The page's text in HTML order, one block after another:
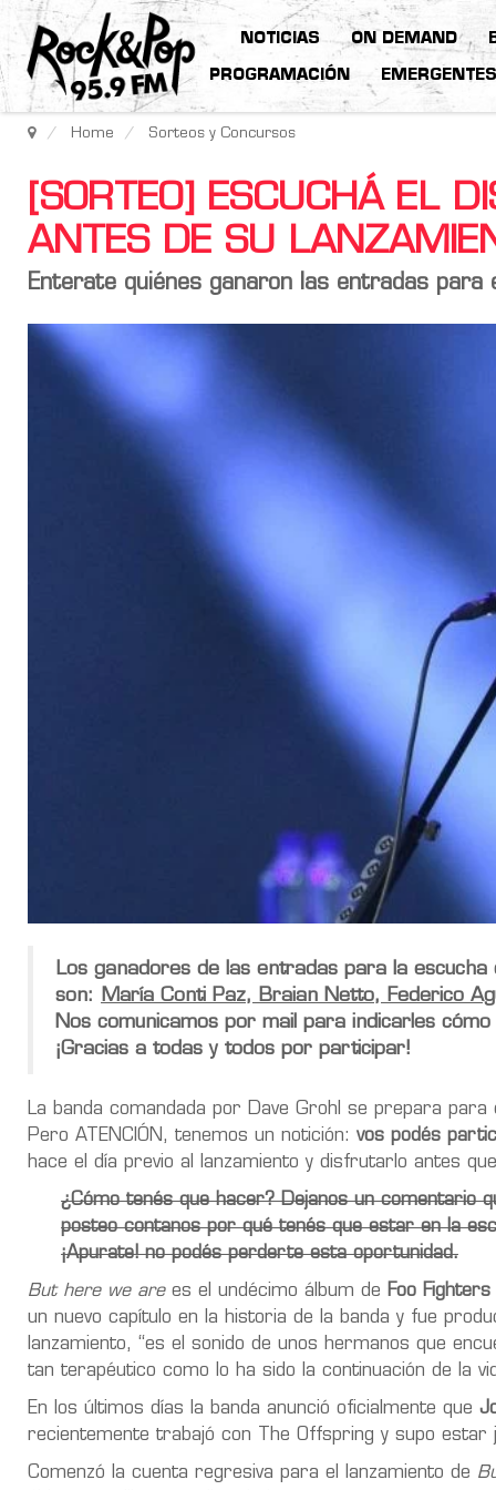
NOTICIAS ON DEMAND
PROGRAMACIÓN EMERGENTES
Home Sorteos y Concursos
[SORTEO] ESCUCHÁ EL
ANTES DE SU
Enterate quiénes ganaron las entradas para
Los ganadores de las entradas para la
son:
María Conti Paz, Braian Netto, Federico
Nos comunicamos por mail para indicarles
¡Gracias a todas y todos por participar!
La banda comandada por Dave Grohl se prepara
Pero ATENCIÓN, tenemos un notición: vos podés
hace el día previo al lanzamiento y disfrutarlo antes
¿Cómo tenés que hacer? Dejanos un comentario
posteo contanos por qué tenés que estar en la
¡Apurate! no podés perderte esta oportunidad.
But here we arees el undécimo álbum de Foo Fighters
un nuevo capítulo en la historia de la banda y fue
lanzamiento, “es el sonido de unos hermanos que
tan terapéutico como lo ha sido la continuación de la
En los últimos días la banda anunció oficialmente que
recientemente trabajó con The Offspring y supo
Comenzó la cuenta regresiva para el lanzamiento de